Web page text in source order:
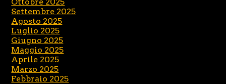
Ottobre 2025
Settembre 2025
Agosto 2025
Luglio 2025
Giugno 2025
Maggio 2025
Aprile 2025
Marzo 2025
Febbraio 2025